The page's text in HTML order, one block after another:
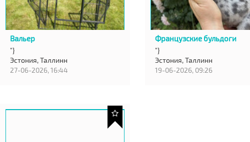
Вальер
"}
Эстония,Таллинн
27-06-2026, 16:44
Французские бульдоги
"}
Эстония,Таллинн
19-06-2026, 09:26